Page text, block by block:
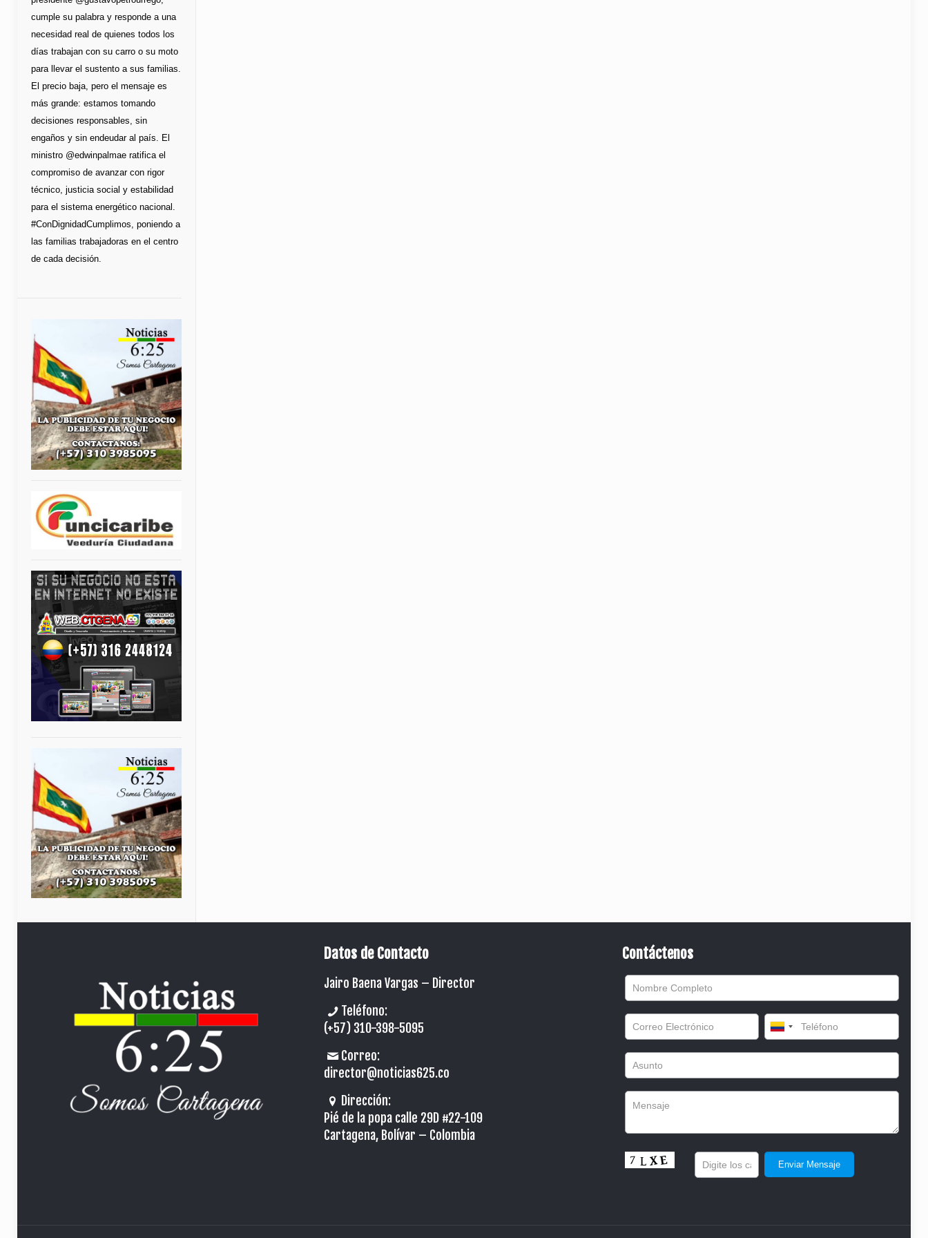
cumple su palabra y responde a una
necesidad real de quienes todos los
días trabajan con su carro o su moto
para llevar el sustento a sus familias.
El precio baja, pero el mensaje es
más grande: estamos tomando
decisiones responsables, sin
engaños y sin endeudar al país. El
ministro @edwinpalmae ratifica el
compromiso de avanzar con rigor
técnico, justicia social y estabilidad
para el sistema energético nacional.
#ConDignidadCumplimos, poniendo a
las familias trabajadoras en el centro
de cada decisión.
Datos de Contacto
Jairo Baena Vargas – Director
Teléfono:
(+57) 310-398-5095
Correo:
director@noticias625.co
Dirección:
Pié de la popa calle 29D #22-109
Cartagena, Bolívar – Colombia
Contáctenos